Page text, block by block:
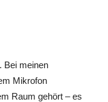
Bei meinen
Mikrofon
Raum gehört – es